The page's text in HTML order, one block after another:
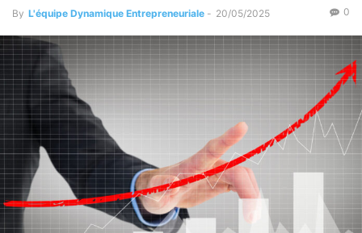
By L'équipe Dynamique Entrepreneuriale - 20/05/2025 0